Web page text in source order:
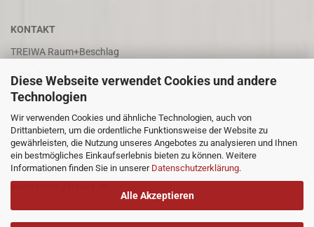
Diese Webseite verwendet Cookies und andere
Technologien
Wir verwenden Cookies und ähnliche Technologien, auch von
Drittanbietern, um die ordentliche Funktionsweise der Website zu
gewährleisten, die Nutzung unseres Angebotes zu analysieren und Ihnen
ein bestmögliches Einkaufserlebnis bieten zu können. Weitere
Informationen finden Sie in unserer Datenschutzerklärung.
Alle Akzeptieren
KONTAKT
TREIWA Raum+Beschlag
Alwin Treitz
In der Puhl 8
66687 Wadern
Tel. +49 (0)6871 4202
Fax +49 (0)6871 8932
alwin.treitz@treiwa.de